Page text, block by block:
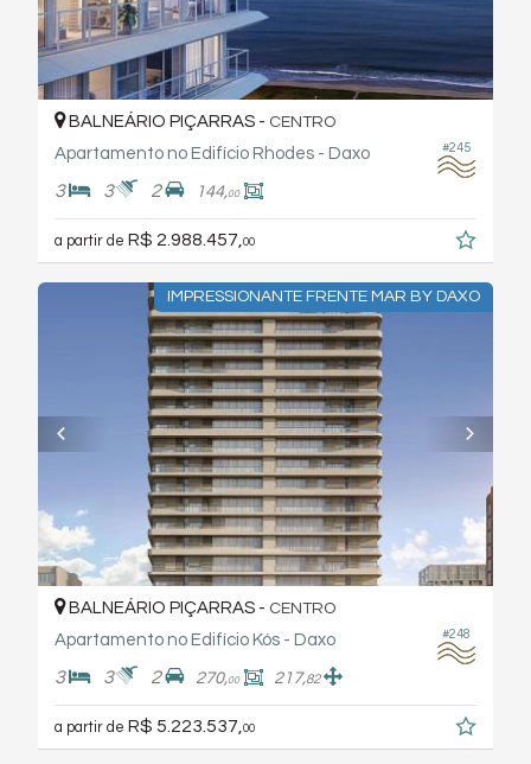
#245
BALNEÁRIO PIÇARRAS - CENTRO
Apartamento no Edifício Rhodes - Daxo
3 3 2 144,00
a partir de R$ 2.988.457, 00
IMPRESSIONANTE FRENTE MAR BY DAXO
#248
BALNEÁRIO PIÇARRAS - CENTRO
Apartamento no Edifício Kós - Daxo
3 3 2 270,00 217,82
a partir de R$ 5.223.537,00